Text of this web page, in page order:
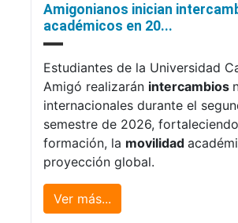
Amigonianos inician
académicos en 20...
Estudiantes de la Universidad
Amigó realizarán intercambios
internacionales durante el
semestre de 2026,
formación, la movilidad
proyección global.
Ver más...